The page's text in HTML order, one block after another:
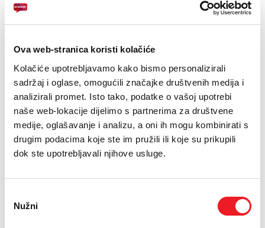
Ova web-stranica koristi kolačiće
Kolačiće upotrebljavamo kako bismo personalizirali
sadržaj i oglase, omogućili značajke društvenih medija i
analizirali promet. Isto tako, podatke o vašoj upotrebi
naše web-lokacije dijelimo s partnerima za društvene
medije, oglašavanje i analizu, a oni ih mogu kombinirati s
drugim podacima koje ste im pružili ili koje su prikupili
dok ste upotrebljavali njihove usluge.
pristanka
Nužni
Povodom održavanja humanitarnog koncerta duhovne
za novinare na kojoj je predstavljen službeni program
ispred Crkve Uznesenja Blažene Djevice Marije u Širokom
Brijegu s početkom u 20 sati.
Na konferenciji su sudjelovali Ivan Soldo iz Humanitarne udruge
fra Mladen Hrkać, Lavinija Tadić ispred HT Eroneta, Ivana Bunoza
iz JP Elektroprivreda HZ HB d.d. Mostar te pjevač Ivan Mikulić.
Konferenciju je otvorio Ivan Soldo, predsjednik Humanitarne
glavnim pokroviteljima i predstavnicima medija što prate rad od
humanitarnog koncerta „Pomozimo zajedno!“ i naglasio da se
nada će Udruga i u budućnosti moći računati na nastavak uspješne